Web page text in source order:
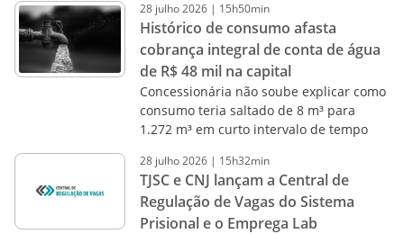
28 julho2026 | 15h50min
Histórico de consumo afasta
cobrança integral de conta de água
de R$ 48 mil na capital
Concessionária não soube explicar como
consumo teria saltado de 8 m³ para
1.272 m³ em curto intervalo de tempo
28 julho2026 | 15h32min
TJSC e CNJ lançam a Central de
Regulação de Vagas do Sistema
Prisional e o Emprega Lab